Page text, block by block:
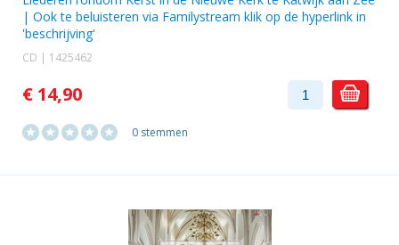
| Ook te beluisteren via Familystream klik op de hyperlink in
'beschrijving'
CD | 1425462
€ 14,90
0 stemmen